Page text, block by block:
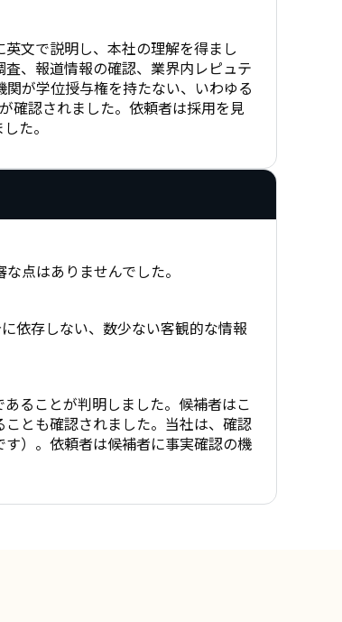
文で説明し、本社の理解を得まし
、報道情報の確認、業界内レピュテ
が学位授与権を持たない、いわゆる
確認されました。依頼者は採用を見
た。
点はありませんでした。
依存しない、数少ない客観的な情報
ることが判明しました。候補者はこ
とも確認されました。当社は、確認
）。依頼者は候補者に事実確認の機